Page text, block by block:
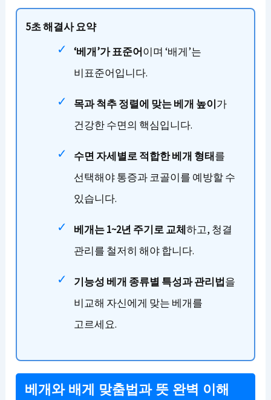
5초 해결사 요약
‘베개’가 표준어이며 ‘배게’는
비표준어입니다.
목과 척추 정렬에 맞는 베개 높이가
건강한 수면의 핵심입니다.
수면 자세별로 적합한 베개 형태를
선택해야 통증과 코골이를 예방할 수
있습니다.
베개는 1~2년 주기로 교체하고, 청결
관리를 철저히 해야 합니다.
기능성 베개 종류별 특성과 관리법을
비교해 자신에게 맞는 베개를
고르세요.
베개와 배게 맞춤법과 뜻 완벽 이해